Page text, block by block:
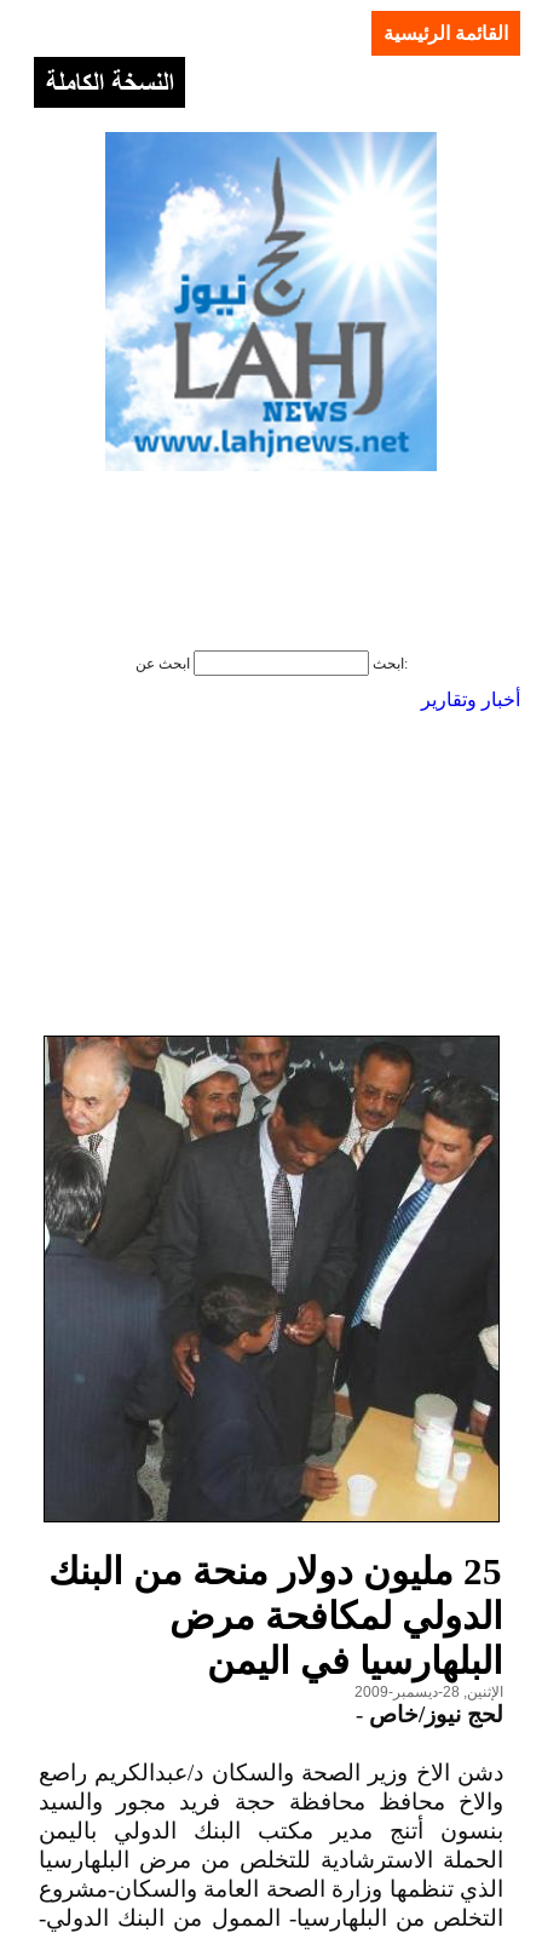
القائمة الرئيسية
ابحث ابحث عن:
أخبار وتقارير
25 مليون دولار منحة من البنك
الدولي لمكافحة مرض
البلهارسيا في اليمن
الإثنين, 28-ديسمبر-2009
لحج نيوز/خاص -
دشن الاخ وزير الصحة والسكان د/عبدالكريم راصع
والاخ محافظ محافظة حجة فريد مجور والسيد
بنسون أتنج مدير مكتب البنك الدولي باليمن
الحملة الاسترشادية للتخلص من مرض البلهارسيا
الذي تنظمها وزارة الصحة العامة والسكان-مشروع
التخلص من البلهارسيا- الممول من البنك الدولي-